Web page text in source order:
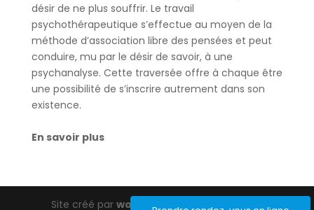
désir de ne plus souffrir. Le travail
psychothérapeutique s’effectue au moyen de la
méthode d’association libre des pensées et peut
conduire, mu par le désir de savoir, à une
psychanalyse. Cette traversée offre à chaque être
une possibilité de s’inscrire autrement dans son
existence.
En savoir plus
Site créé parwordpress-barcelona.com